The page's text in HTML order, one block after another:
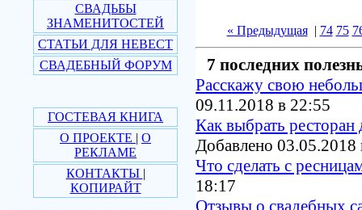
СВАДЬБЫ
ЗНАМЕНИТОСТЕЙ
СТАТЬИ ДЛЯ НЕВЕСТ
СВАДЕБНЫЙ ФОРУМ
ГОСТЕВАЯ КНИГА
О ПРОЕКТЕ | О
РЕКЛАМЕ
КОНТАКТЫ |
КОПИРАЙТ
« Предыдущая| 74 75
7 последних
Расскажу свою
09.11.2018 в 22:55
Как выбрать
Добавлено 03.05.2018
Что сделать с
18:17
Отзывы о свадебных